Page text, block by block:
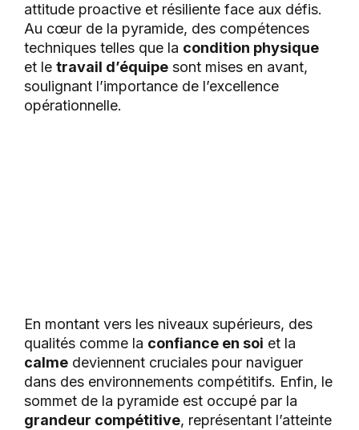
attitude proactive et résiliente face aux défis.
Au cœur de la pyramide, des compétences
techniques telles que la condition physique
et le travail d’équipe sont mises en avant,
soulignant l’importance de l’excellence
opérationnelle.
En montant vers les niveaux supérieurs, des
qualités comme la confiance en soi et la
calme deviennent cruciales pour naviguer
dans des environnements compétitifs. Enfin, le
sommet de la pyramide est occupé par la
grandeur compétitive, représentant l’atteinte